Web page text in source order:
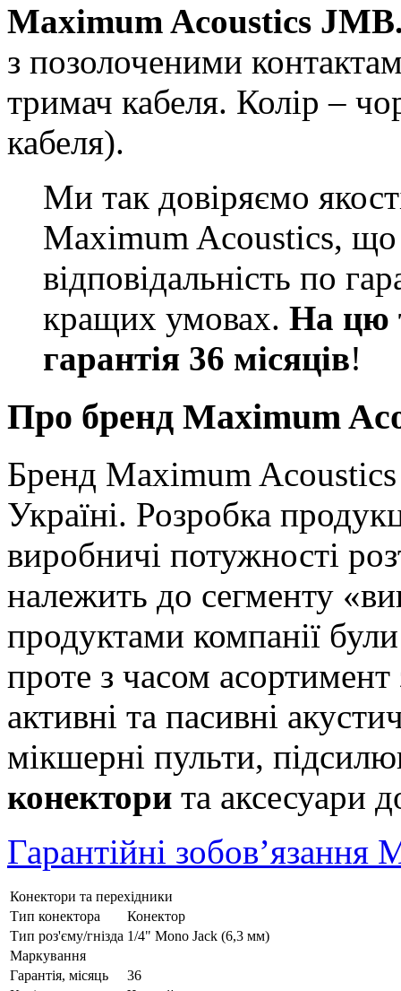
Maximum Acoustics
з позолоченими
тримач кабеля. Колір –
кабеля).
Ми так довіряємо
Maximum Acoustics, що
відповідальність по
кращих умовах. На цю
гарантія 36 місяців!
Про бренд Maximum
Бренд Maximum
Україні. Розробка
виробничі потужності
належить до сегменту
продуктами компанії
проте з часом
активні та пасивні
мікшерні пульти,
конектори та аксесуари
Гарантійні
Конектори та перехідники
Тип конектора
Конектор
Тип роз'єму/гнізда 1/4" Mono Jack (6,3 мм)
Маркування
Гарантія, місяць
36